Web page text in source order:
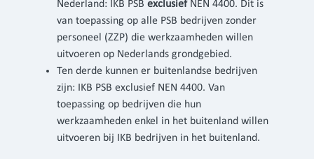
Nederland: IKB PSB exclusiefNEN 4400. Dit is
van toepassing op alle PSB bedrijven zonder
personeel (ZZP) die werkzaamheden willen
uitvoeren op Nederlands grondgebied.
Ten derde kunnen er buitenlandse bedrijven
zijn: IKB PSB exclusief NEN 4400. Van
toepassing op bedrijven die hun
werkzaamheden enkel in het buitenland willen
uitvoeren bij IKB bedrijven in het buitenland.